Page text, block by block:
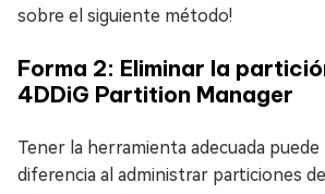
sobre el siguiente método!
Forma 2: Eliminar la
4DDiG Partition Manager
Tener la herramienta adecuada puede
diferencia al administrar particiones